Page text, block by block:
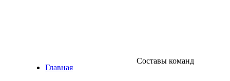
Главная
Составы команд